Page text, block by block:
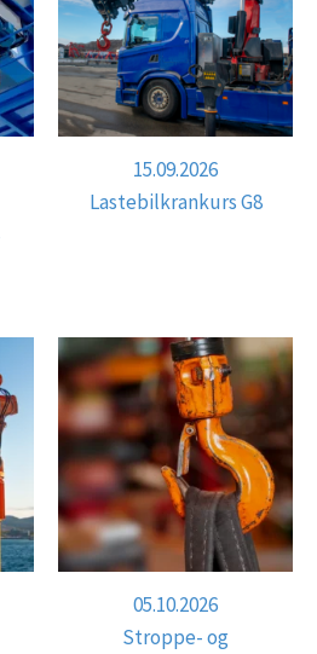
15.09.2026
Lastebilkrankurs G8
05.10.2026
Stroppe- og